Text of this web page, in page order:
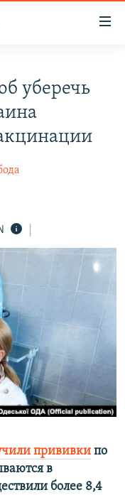
уберечь
прививки по
в
более 8,4